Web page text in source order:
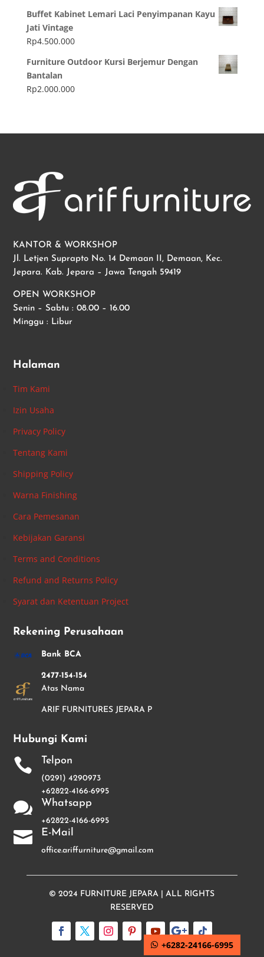
Buffet Kabinet Lemari Laci Penyimpanan Kayu
Jati Vintage
Rp4.500.000
Furniture Outdoor Kursi Berjemur Dengan
Bantalan
Rp2.000.000
KANTOR & WORKSHOP
Jl. Letjen Suprapto No. 14 Demaan II, Demaan, Kec.
Jepara. Kab. Jepara – Jawa Tengah 59419
OPEN WORKSHOP
Senin – Sabtu : 08.00 – 16.00
Minggu : Libur
Halaman
Tim Kami
Izin Usaha
Privacy Policy
Tentang Kami
Shipping Policy
Warna Finishing
Cara Pemesanan
Kebijakan Garansi
Terms and Conditions
Refund and Returns Policy
Syarat dan Ketentuan Project
Rekening Perusahaan
Bank BCA
2477-154-154
Atas Nama
ARIF FURNITURES JEPARA P
Hubungi Kami
 Telpon
(0291) 4290973
+62822-4166-6995
 Whatsapp
+62822-4166-6995
 E-Mail
office.ariffurniture@gmail.com
© 2024 FURNITURE JEPARA | ALL RIGHTS
RESERVED
+6282-24166-6995